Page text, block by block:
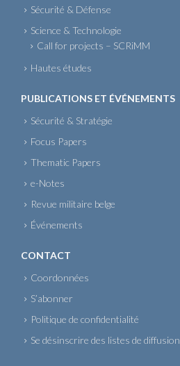
Sécurité & Défense
Science & Technologie
Call for projects – SCRiMM
Hautes études
PUBLICATIONS ET ÉVÉNEMENTS
Sécurité & Stratégie
Focus Papers
Thematic Papers
e-Notes
Revue militaire belge
Événements
CONTACT
Coordonnées
S’abonner
Politique de confidentialité
Se désinscrire des listes de diffusion